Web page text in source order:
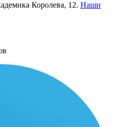
Королева, 12. Наши